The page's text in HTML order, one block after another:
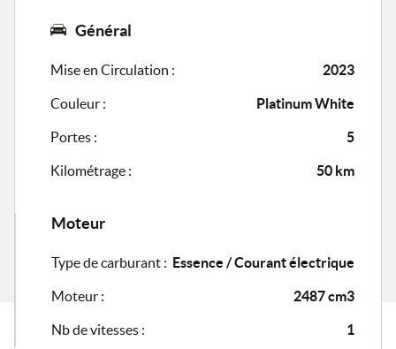
Général
Mise en Circulation : 2023
Couleur : Platinum White
Portes : 5
Kilométrage : 50 km
Moteur
Type de carburant : Essence / Courant électrique
Moteur : 2487 cm3
Nb de vitesses : 1